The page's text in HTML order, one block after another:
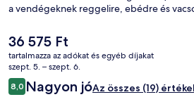
a vendégeknek reggelire, ebédre és
A
jelenlegi
ár
36 575 Ft
36 575 Ft
tartalmazza az adókat és egyéb díjakat
szept. 5. – szept. 6.
Értékelések
8,08,0 ennyiből: 10
Nagyon jóAz összes (19)